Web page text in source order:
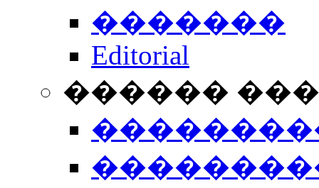
�������
Editorial
������